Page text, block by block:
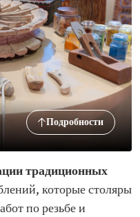
Подробности
традиционных
которые столяры
по резьбе и